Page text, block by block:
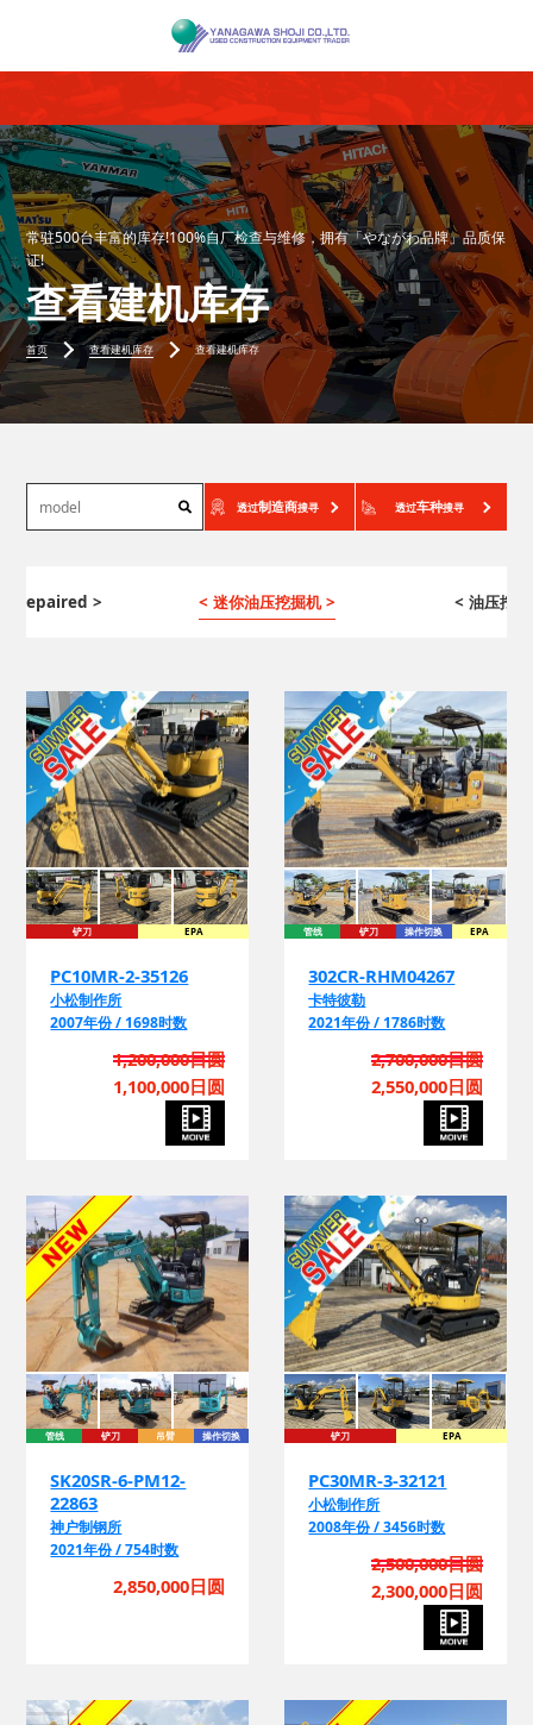
常驻500台丰富的库存!100%自厂检查与维修，拥有「やながわ品牌」品质保
证!
查看建机库存
首页 查看建机库存 查看建机库存
透过制造商搜寻 透过车种搜寻
Repaired > < 迷你油压挖掘机 > < 油压挖
铲刀 EPA
PC10MR-2-35126
小松制作所
2007年份 / 1698时数
1,200,000日圆
1,100,000日圆
管线 铲刀 操作切换 EPA
302CR-RHM04267
卡特彼勒
2021年份 / 1786时数
2,700,000日圆
2,550,000日圆
管线 铲刀 吊臂 操作切换
SK20SR-6-PM12-
22863
神户制钢所
2021年份 / 754时数
2,850,000日圆
铲刀 EPA
PC30MR-3-32121
小松制作所
2008年份 / 3456时数
2,500,000日圆
2,300,000日圆